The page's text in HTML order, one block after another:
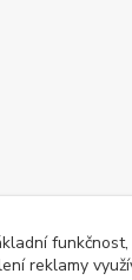
reklamy